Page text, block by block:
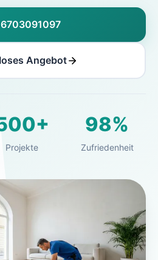
Angebot
Projekte
98%
Zufriedenheit